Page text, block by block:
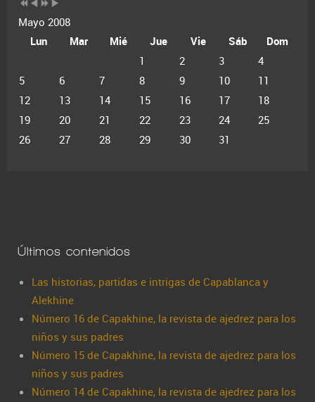
Mayo 2008
Lun
Mar Mié Jue Vie Sáb
Dom
1
2 3
4
5
6 7 8 9 10
11
12
13 14 15 16 17
18
19
20 21 22 23 24
25
26
27 28 29 30 31
Últimos contenidos
Las historias, partidas e intrigas de Capablanca y
Alekhine
Número 16 de Capakhine, la revista de ajedrez para los
niños y sus padres
Número 15 de Capakhine, la revista de ajedrez para los
niños y sus padres
Número 14 de Capakhine, la revista de ajedrez para los